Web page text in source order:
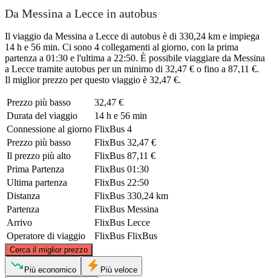
Da Messina a Lecce in autobus
Il viaggio da Messina a Lecce di autobus è di 330,24 km e impiega
14 h e 56 min. Ci sono 4 collegamenti al giorno, con la prima
partenza a 01:30 e l'ultima a 22:50. È possibile viaggiare da Messina
a Lecce tramite autobus per un minimo di 32,47 € o fino a 87,11 €.
Il miglior prezzo per questo viaggio è 32,47 €.
Prezzo più basso
32,47 €
Durata del viaggio
14 h e 56 min
Connessione al giorno FlixBus 4
Prezzo più basso
FlixBus 32,47 €
Il prezzo più alto
FlixBus 87,11 €
Prima Partenza
FlixBus 01:30
Ultima partenza
FlixBus 22:50
Distanza
FlixBus 330,24 km
Partenza
FlixBus Messina
Arrivo
FlixBus Lecce
Operatore di viaggio
FlixBus FlixBus
Cerca il miglior prezzo
©CARTO
Più economico Più veloce